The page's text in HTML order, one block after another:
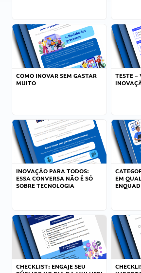
COMO INOVAR SEM GASTAR
MUITO
TESTE –
INOVAÇÃO PARA TODOS:
ESSA CONVERSA NÃO É SÓ
SOBRE TECNOLOGIA
EM
CHECKLIST: ENGAJE SEU